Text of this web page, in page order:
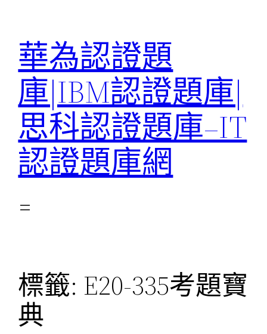
華為認證題
庫|IBM認證題庫|
思科認證題庫–IT
認證題庫網
標籤: E20-335考題寶
典